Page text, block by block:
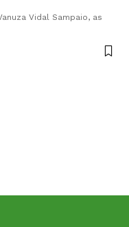
Vidal Sampaio, as